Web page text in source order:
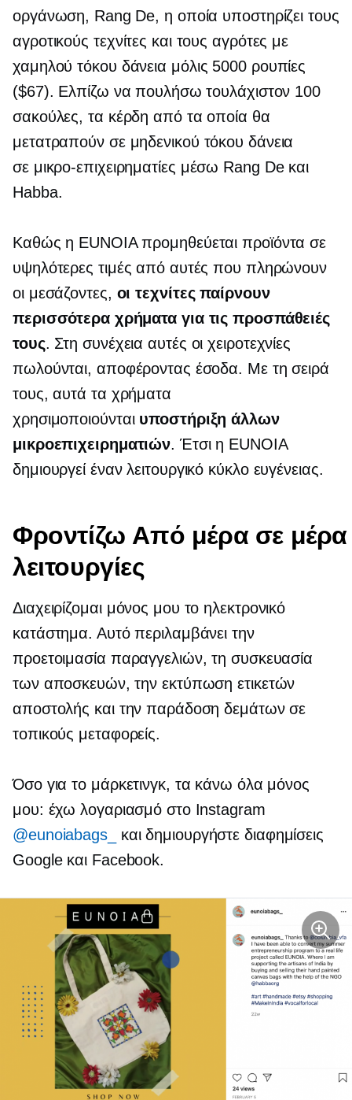
οργάνωση, Rang De, η οποία υποστηρίζει τους
αγροτικούς τεχνίτες και τους αγρότες με
χαμηλού τόκου δάνεια μόλις 5000 ρουπίες
($67). Ελπίζω να πουλήσω τουλάχιστον 100
σακούλες, τα κέρδη από τα οποία θα
μετατραπούν σε μηδενικού τόκου δάνεια
σε μικρο-επιχειρηματίες μέσω Rang De και
Habba.
Καθώς η EUNOIA προμηθεύεται προϊόντα σε
υψηλότερες τιμές από αυτές που πληρώνουν
οι μεσάζοντες, οι τεχνίτες παίρνουν
περισσότερα χρήματα για τις προσπάθειές
τους. Στη συνέχεια αυτές οι χειροτεχνίες
πωλούνται, αποφέροντας έσοδα. Με τη σειρά
τους, αυτά τα χρήματα
χρησιμοποιούνται υποστήριξη άλλων
μικροεπιχειρηματιών. Έτσι η EUNOIA
δημιουργεί έναν λειτουργικό κύκλο ευγένειας.
Φροντίζω Από μέρα σε μέρα
λειτουργίες
Διαχειρίζομαι μόνος μου το ηλεκτρονικό
κατάστημα. Αυτό περιλαμβάνει την
προετοιμασία παραγγελιών, τη συσκευασία
των αποσκευών, την εκτύπωση ετικετών
αποστολής και την παράδοση δεμάτων σε
τοπικούς μεταφορείς.
Όσο για το μάρκετινγκ, τα κάνω όλα μόνος
μου: έχω λογαριασμό στο Instagram
@eunoiabags_
και δημιουργήστε διαφημίσεις
Google και Facebook.